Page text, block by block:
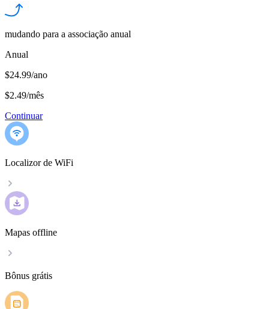
mudando para a associação anual
Anual
$24.99/ano
$2.49/mês
Continuar
Localizor de WiFi
Mapas offline
Bônus grátis